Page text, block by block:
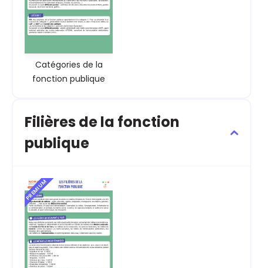
Catégories de la
fonction publique
Filières de la fonction
publique
PREMIUM